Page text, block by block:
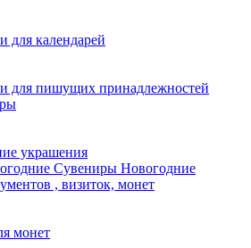
для календарей
для пишущих принадлежностей
украшения
Сувениры Новогодние
, визиток, монет
монет